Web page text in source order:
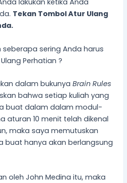
lakukan ketika Anda
Tekan TombolAtur Ulang
sering Anda harus
Perhatian ?
dalam bukunyaBrain Rules
bahwa setiap kuliah yang
buat dalam dalam modul-
aturan 10 menit telah dikenal
maka saya memutuskan
buat hanya akan berlangsung
oleh John Medina itu, maka